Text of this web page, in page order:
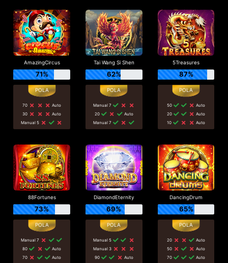
AmazingCircus
71%
70
Auto
30
Auto
Manual 5
Tai Wang Si Shen
62%
Manual 7
20
Auto
Manual 7
5Treasures
87%
50
Auto
20
Auto
10
Auto
88Fortunes
73%
Manual 7
80
Auto
70
Auto
DiamondEternity
69%
Manual 5
Manual 3
90
Auto
DancingDrum
65%
20
Auto
50
Auto
70
Auto